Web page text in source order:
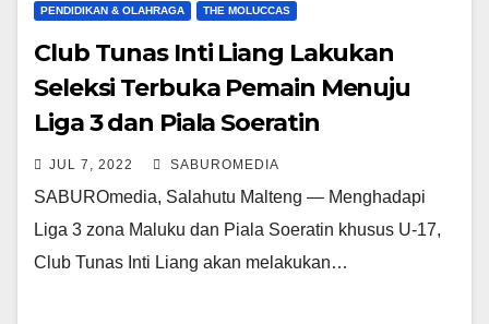
PENDIDIKAN & OLAHRAGA THE MOLUCCAS
Club Tunas Inti Liang Lakukan
Seleksi Terbuka Pemain Menuju
Liga 3 dan Piala Soeratin
JUL 7, 2022 SABUROMEDIA
SABUROmedia, Salahutu Malteng — Menghadapi
Liga 3 zona Maluku dan Piala Soeratin khusus U-17,
Club Tunas Inti Liang akan melakukan…